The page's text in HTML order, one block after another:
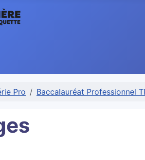
Pro Baccalauréat Professionnel